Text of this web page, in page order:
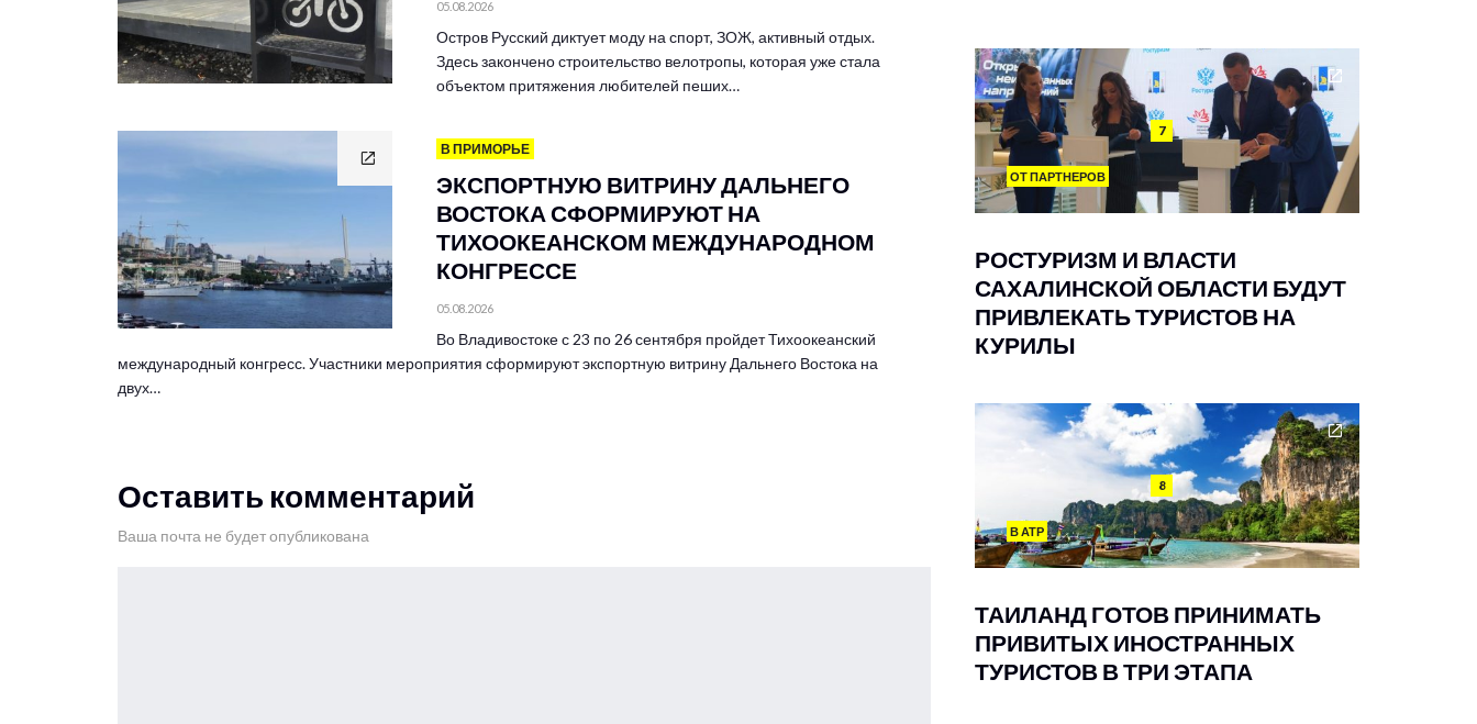
05.08.2026
Остров Русский диктует моду на спорт, ЗОЖ, активный отдых.
Здесь закончено строительство велотропы, которая уже стала
объектом притяжения любителей пеших…
В ПРИМОРЬЕ
ЭКСПОРТНУЮ ВИТРИНУ ДАЛЬНЕГО
ВОСТОКА СФОРМИРУЮТ НА
ТИХООКЕАНСКОМ МЕЖДУНАРОДНОМ
КОНГРЕССЕ
05.08.2026
Во Владивостоке с 23 по 26 сентября пройдет Тихоокеанский
международный конгресс. Участники мероприятия сформируют экспортную витрину Дальнего Востока на
двух…
Оставить комментарий
Ваша почта не будет опубликована
7
ОТ ПАРТНЕРОВ
РОСТУРИЗМ И ВЛАСТИ
САХАЛИНСКОЙ ОБЛАСТИ БУДУТ
ПРИВЛЕКАТЬ ТУРИСТОВ НА
КУРИЛЫ
8
В АТР
ТАИЛАНД ГОТОВ ПРИНИМАТЬ
ПРИВИТЫХ ИНОСТРАННЫХ
ТУРИСТОВ В ТРИ ЭТАПА